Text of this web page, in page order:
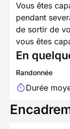
Vous êtes
pendant
de sortir de
vous êtes
En
Randonnée
Durée